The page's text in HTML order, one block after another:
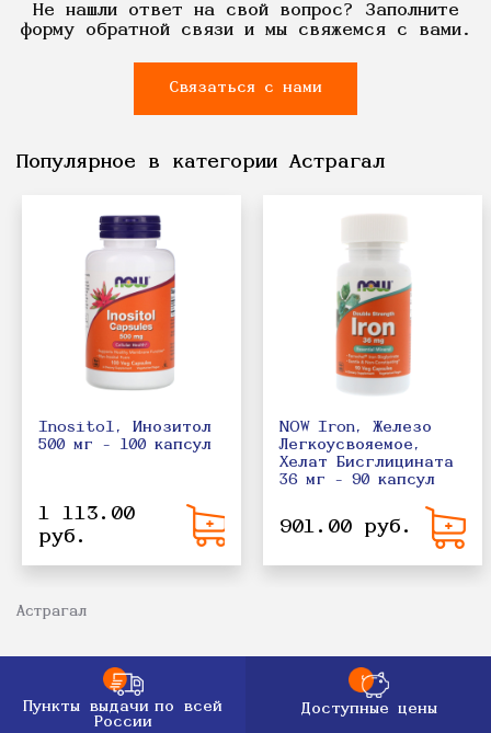
Не нашли ответ на свой вопрос? Заполните
форму обратной связи и мы свяжемся с вами.
Связаться с нами
Популярное в категории Астрагал
Inositol, Инозитол
500 мг - 100 капсул
1 113.00
руб.
NOW Iron, Железо
Легкоусвояемое,
Хелат Бисглицината
36 мг - 90 капсул
901.00 руб.
Астрагал
Пункты выдачи по всей
России
Доступные цены